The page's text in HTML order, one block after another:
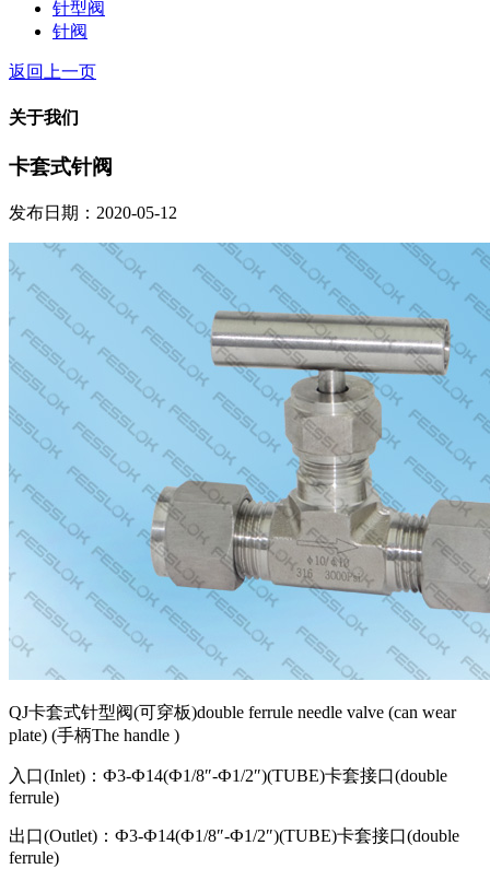
针型阀
针阀
返回上一页
关于我们
卡套式针阀
发布日期：2020-05-12
QJ卡套式针型阀(可穿板)double ferrule needle valve (can wear
plate) (手柄The handle )
入口(Inlet)：Ф3-Ф14(Ф1/8″-Ф1/2″)(TUBE)卡套接口(double
ferrule)
出口(Outlet)：Ф3-Ф14(Ф1/8″-Ф1/2″)(TUBE)卡套接口(double
ferrule)